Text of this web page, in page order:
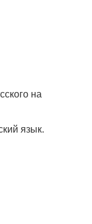
на
язык.